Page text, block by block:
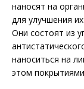
наносят на
для улучшения
Они состоят из
наноситься на
этом